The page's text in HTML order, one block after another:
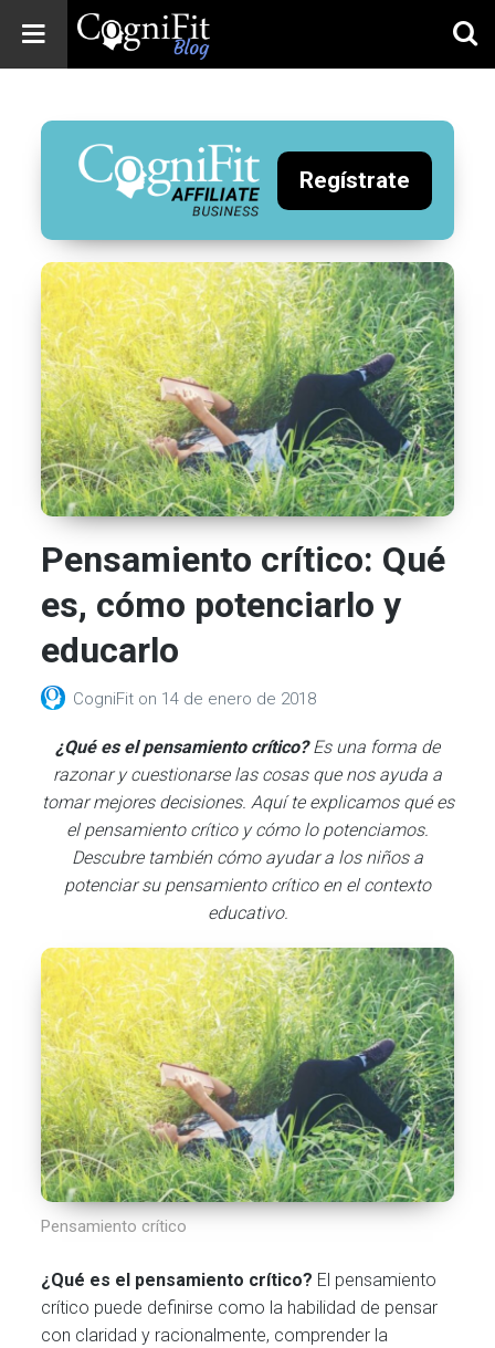
Blog: Brain
Health
News
Brain Training,
Mental Health, and
Wellness
Regístrate
Pensamiento crítico: Qué
es, cómo potenciarlo y
educarlo
CogniFit on 14 de enero de 2018
¿Qué es el pensamiento crítico?Es una forma de
razonar y cuestionarse las cosas que nos ayuda a
tomar mejores decisiones. Aquí te explicamos qué es
el pensamiento crítico y cómo lo potenciamos.
Descubre también cómo ayudar a los niños a
potenciar su pensamiento crítico en el contexto
educativo.
Pensamiento crítico
¿Qué es el pensamiento crítico? El pensamiento
crítico puede definirse como la habilidad de pensar
con claridad y racionalmente, comprender la